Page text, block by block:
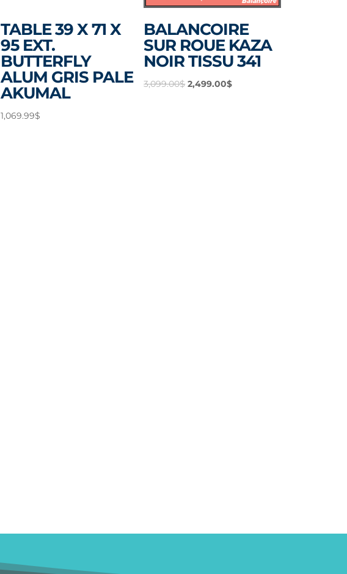
TABLE 39 X 71 X
95 EXT.
BUTTERFLY
ALUM GRIS PALE
AKUMAL
1,069.99$
BALANCOIRE
SUR ROUE KAZA
NOIR TISSU 341
3,099.00$ Le
2,499.00$Le